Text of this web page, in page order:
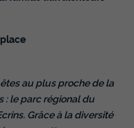
au plus proche de la
: le parc régional du
Grâce à la diversité